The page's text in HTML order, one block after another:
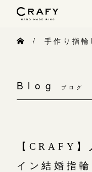
指輪制作の流れ
指輪作品集
Blog ブログ
手作り指
手作り指
お客様イ
指輪のハ
【CRAFY】
イン結婚指